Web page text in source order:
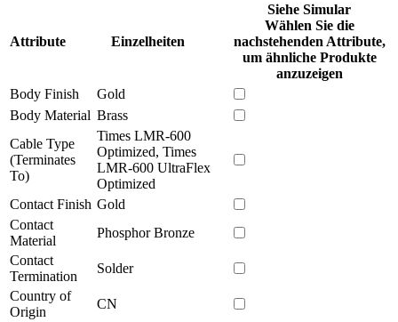
Attribute Einzelheiten
Siehe Simular
Wählen Sie die
nachstehenden Attribute,
um ähnliche Produkte
anzuzeigen
Body Finish
Gold
Body Material Brass
Cable Type
(Terminates
To)
Times LMR-600
Optimized, Times
LMR-600 UltraFlex
Optimized
Contact Finish Gold
Contact
Material
Phosphor Bronze
Contact
Termination
Solder
Country of
Origin
CN